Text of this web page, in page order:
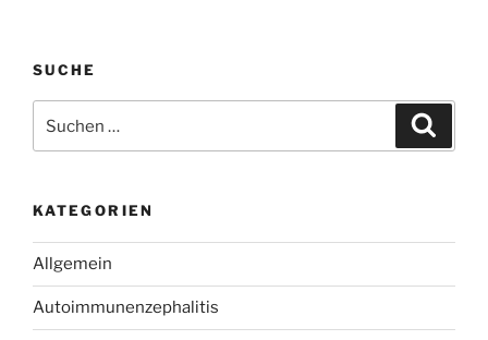
SUCHE
nach:
KATEGORIEN
Allgemein
Autoimmunenzephalitis